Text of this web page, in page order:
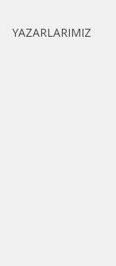
YAZARLARIMIZ